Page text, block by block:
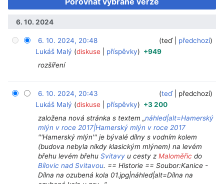
6. 10. 2024
teď předchozí
6. 10. 2024, 20:48
Lukáš Malý
diskuse příspěvky
+949
rozšíření
teď předchozí
6. 10. 2024, 20:43
Lukáš Malý
diskuse příspěvky
+3 200
založena nová stránka s textem „náhled|alt=Hamerský
mlýn v roce 2017|Hamerský mlýn v roce 2017
'''Hamerský mlýn''' je bývalé dílny s vodním kolem
(budova nebyla nikdy klasickým mlýnem) na levém
břehu levém břehu Svitavy u cesty z Maloměřic do
Bílovic nad Svitavou. == Historie == Soubor:Kanice -
Dílna na ozubená kola 01.jpg|náhled|alt=Dílna na